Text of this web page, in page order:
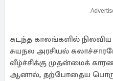
கடந்த காலங்களில்
சுயநல அரசியல்
வீழ்ச்சிக்கு முதன்மைக்
ஆனால், தற்போதைய